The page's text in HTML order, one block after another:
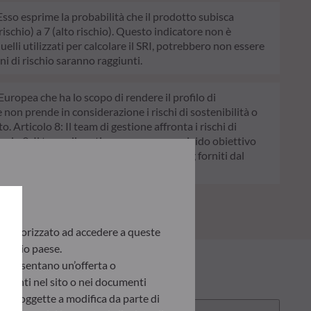
esprime la probabilità che il prodotto subisca
a 7 (alto rischio). Questo indicatore non è
utilizzati per calcolare il SRI, potrebbero non essere
di rischio saranno raggiunti.
che ha lo scopo di rendere il profilo di
prende in considerazione i rischi di sostenibilità o
Articolo 8: Il team di gestione affronta i rischi di
9: Il team di gestione persegue un rigido obiettivo
di sostenibilità avvalendosi dei rating forniti dal
ad accedere a queste
paese.
un’offerta o
nel sito o nei documenti
soggette a modifica da parte di